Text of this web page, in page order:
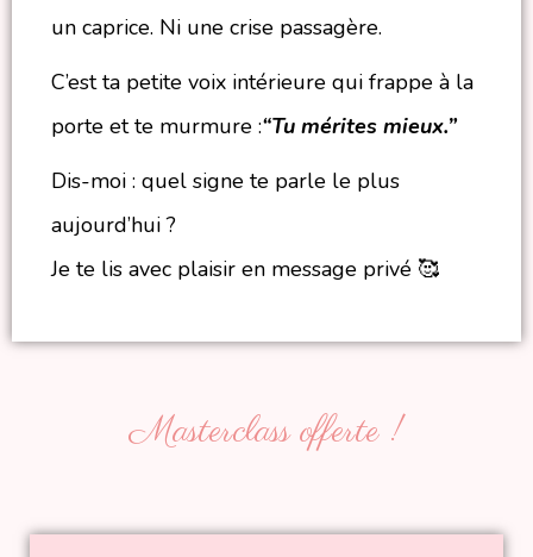
un caprice. Ni une crise passagère.
C’est ta petite voix intérieure qui frappe à la
porte et te murmure :“Tu mérites mieux.”
Dis-moi : quel signe te parle le plus
aujourd’hui ?
Je te lis avec plaisir en message privé 🥰
Masterclass offerte !